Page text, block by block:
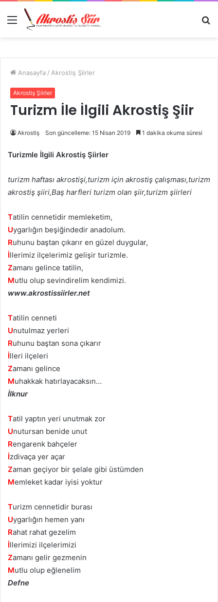
Menü
Anasayfa / Akrostiş Şiirler
Akrostiş Şiirler
Turizm İle İlgili Akrostiş Şiir
Akrostiş Son güncelleme: 15 Nisan 2019 1 dakika okuma süresi
Turizmle İlgili Akrostiş Şiirler
turizm haftası akrostişi,turizm için akrostiş çalışması,turizm
akrostiş şiiri,Baş harfleri turizm olan şiir,turizm şiirleri
Tatilin cennetidir memleketim,
Uygarlığın beşiğindedir anadolum.
Ruhunu baştan çıkarır en güzel duygular,
İllerimiz ilçelerimiz gelişir turizmle.
Zamanı gelince tatilin,
Mutlu olup sevindirelim kendimizi.
www.akrostissiirler.net
Tatilin cenneti
Unutulmaz yerleri
Ruhunu baştan sona çıkarır
İlleri ilçeleri
Zamanı gelince
Muhakkak hatırlayacaksın…
İlknur
Tatil yaptın yeri unutmak zor
Unutursan benide unut
Rengarenk bahçeler
İzdivaça yer açar
Zaman geçiyor bir şelale gibi üstümden
Memleket kadar iyisi yoktur
Turizm cennetidir burası
Uygarlığın hemen yanı
Rahat rahat gezelim
İllerimizi ilçelerimizi
Zamanı gelir gezmenin
Mutlu olup eğlenelim
Defne